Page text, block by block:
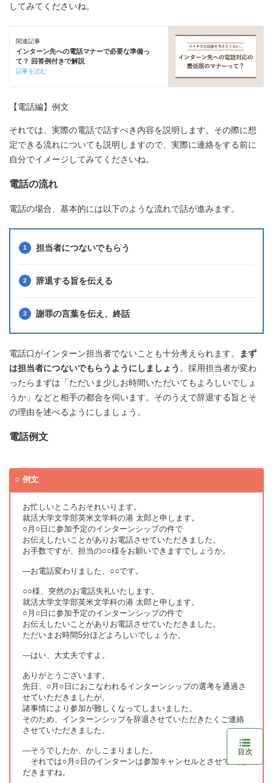
してみてくださいね。
関連記事
インターン先への電話マナーで必要な準備っ
て？ 回答例付きで解説
記事を読む
【電話編】例文
それでは、実際の電話で話すべき内容を説明します。その際に想
定できる流れについても説明しますので、実際に連絡をする前に
自分でイメージしてみてくださいね。
電話の流れ
電話の場合、基本的には以下のような流れで話が進みます。
担当者につないでもらう
辞退する旨を伝える
謝罪の言葉を伝え、終話
電話口がインターン担当者でないことも十分考えられます。
まず
は担当者につないでもらうようにしましょう 。採用担当者が変わ
ったらまずは「ただいま少しお時間いただいてもよろしいでしょ
うか」などと相手の都合を伺います。そのうえで辞退する旨とそ
の理由を述べるようにしましょう。
電話例文
例文
お忙しいところおそれいります。
就活大学文学部英米文学科の港 太郎と申します。
○月○日に参加予定のインターンシップの件で
お伝えしたいことがありお電話させていただきました。
お手数ですが、担当の○○様をお願いできますでしょうか。
―お電話変わりました、○○です。
○○様、突然のお電話失礼いたします。
就活大学文学部英米文学科の港 太郎と申します。
○月○日に参加予定のインターンシップの件で
お伝えしたいことがありお電話させていただきました。
ただいまお時間5分ほどよろしいでしょうか。
―はい、大丈夫ですよ。
ありがとうございます。
先日、○月○日におこなわれるインターンシップの選考を通過さ
せていただきましたが、
諸事情により参加が難しくなってしまいました。
そのため、インターンシップを辞退させていただきたくご連絡
させていただきました。
―そうでしたか、かしこまりました。
それでは○月○日のインターンは参加キャンセルとさせていた
だきますね。
目次